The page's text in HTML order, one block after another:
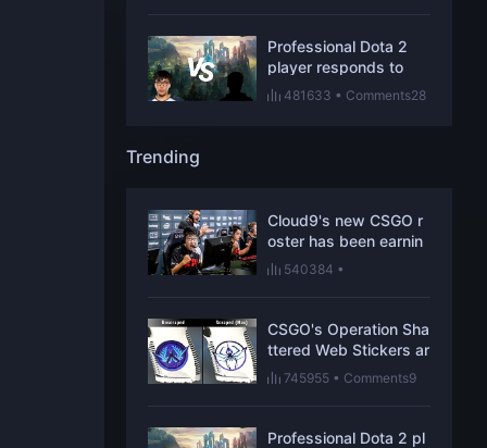
Professional Dota 2
player responds to
Doublelift’s skill ceiling
481633 • Comments28
Trending
Cloud9's new CSGO r
oster has been earnin
g respect one win at a
540384 •
CSGO's Operation Sha
ttered Web Stickers ar
e hiding new secrets
745955 • Comments9
Professional Dota 2 pl